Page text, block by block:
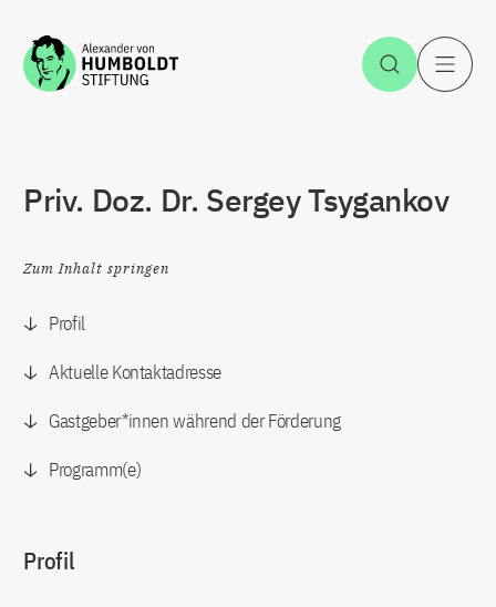
Zum Inhalt springen Suche
Priv. Doz. Dr. Sergey Tsygankov
Zum Inhalt springen
Profil
Aktuelle Kontaktadresse
Gastgeber*innen während der Förderung
Programm(e)
Profil